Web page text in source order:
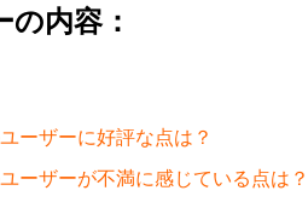
内容：
ーザーに好評な点は？
ーザーが不満に感じている点は？